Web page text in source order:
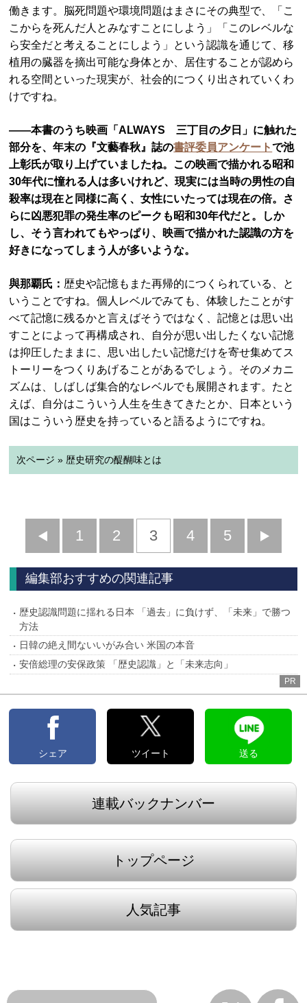
働きます。脳死問題や環境問題はまさにその典型で、「こ
こからを死んだ人とみなすことにしよう」「このレベルな
ら安全だと考えることにしよう」という認識を通じて、移
植用の臓器を摘出可能な身体とか、居住することが認めら
れる空間といった現実が、社会的につくり出されていくわ
けですね。
――本書のうち映画「ALWAYS 三丁目の夕日」に触れた
部分を、年末の『文藝春秋』誌の書評委員アンケートで池
上彰氏が取り上げていましたね。この映画で描かれる昭和
30年代に憧れる人は多いけれど、現実には当時の男性の自
殺率は現在と同様に高く、女性にいたっては現在の倍。さ
らに凶悪犯罪の発生率のピークも昭和30年代だと。しか
し、そう言われてもやっぱり、映画で描かれた認識の方を
好きになってしまう人が多いような。
與那覇氏： 歴史や記憶もまた再帰的につくられている、と
いうことですね。個人レベルでみても、体験したことがす
べて記憶に残るかと言えばそうではなく、記憶とは思い出
すことによって再構成され、自分が思い出したくない記憶
は抑圧したままに、思い出したい記憶だけを寄せ集めてス
トーリーをつくりあげることがあるでしょう。そのメカニ
ズムは、しばしば集合的なレベルでも展開されます。たと
えば、自分はこういう人生を生きてきたとか、日本という
国はこういう歴史を持っていると語るようにですね。
次ページ » 歴史研究の醍醐味とは
前
へ
1 2 3 4 5
へ
編集部おすすめの関連記事
歴史認識問題に揺れる日本 「過去」に負けず、「未来」で勝つ
方法
日韓の絶え間ないいがみ合い 米国の本音
安倍総理の安保政策 「歴史認識」と「未来志向」
PR
シェア ツイート 送る
連載バックナンバー
トップページ
人気記事